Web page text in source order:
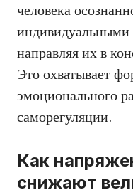
человека
направляя их в
Это охватывает
эмоционального
саморегуляции.
Как
снижают